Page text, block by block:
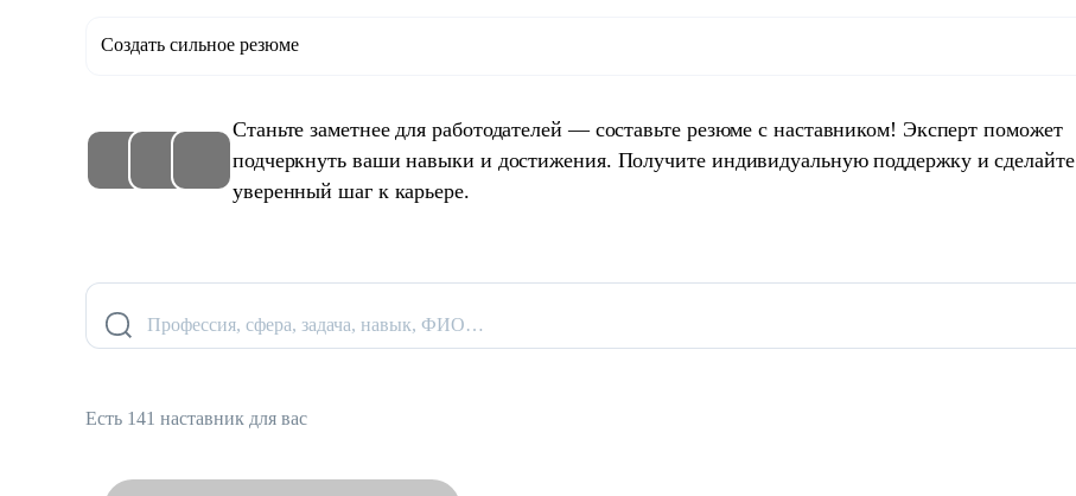
Создать сильное резюме
Станьте заметнее для работодателей — составьте резюме с наставником! Эксперт поможет
подчеркнуть ваши навыки и достижения. Получите индивидуальную поддержку и сделайте
уверенный шаг к карьере.
Профессия, сфера, задача, навык, ФИО…
Есть 141 наставник для вас